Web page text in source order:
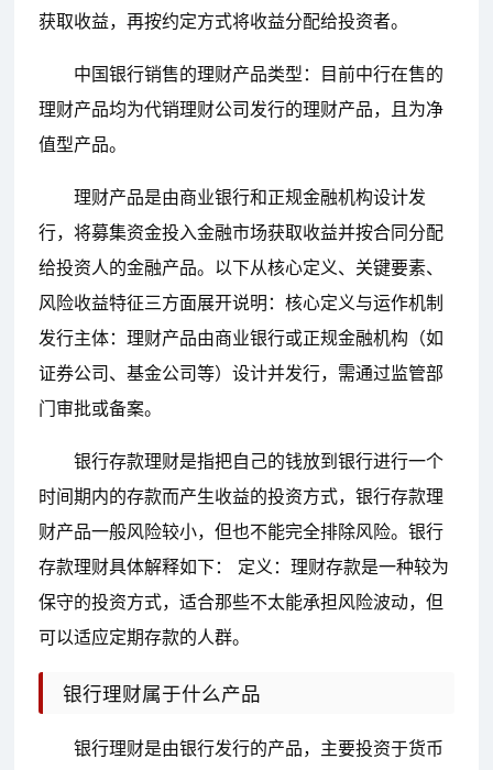
获取收益，再按约定方式将收益分配给投资者。
中国银行销售的理财产品类型：目前中行在售的
理财产品均为代销理财公司发行的理财产品，且为净
值型产品。
理财产品是由商业银行和正规金融机构设计发
行，将募集资金投入金融市场获取收益并按合同分配
给投资人的金融产品。以下从核心定义、关键要素、
风险收益特征三方面展开说明：核心定义与运作机制
发行主体：理财产品由商业银行或正规金融机构（如
证券公司、基金公司等）设计并发行，需通过监管部
门审批或备案。
银行存款理财是指把自己的钱放到银行进行一个
时间期内的存款而产生收益的投资方式，银行存款理
财产品一般风险较小，但也不能完全排除风险。银行
存款理财具体解释如下： 定义：理财存款是一种较为
保守的投资方式，适合那些不太能承担风险波动，但
可以适应定期存款的人群。
银行理财属于什么产品
银行理财是由银行发行的产品，主要投资于货币